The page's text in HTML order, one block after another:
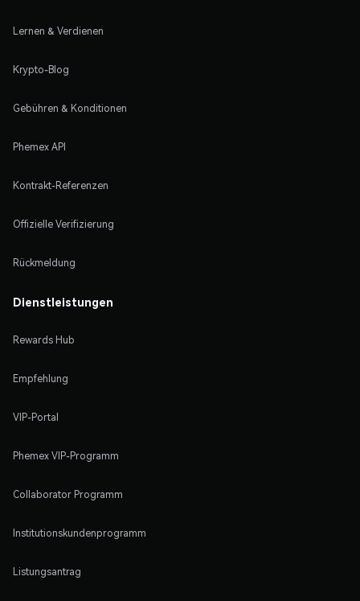
Lernen & Verdienen
Krypto-Blog
Gebühren & Konditionen
Phemex API
Kontrakt-Referenzen
Offizielle Verifizierung
Rückmeldung
Dienstleistungen
Rewards Hub
Empfehlung
VIP-Portal
Phemex VIP-Programm
Collaborator Programm
Institutionskundenprogramm
Listungsantrag